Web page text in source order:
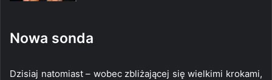
Nowa sonda
Dzisiaj natomiast – wobec zbliżającej się wielkimi krokami,